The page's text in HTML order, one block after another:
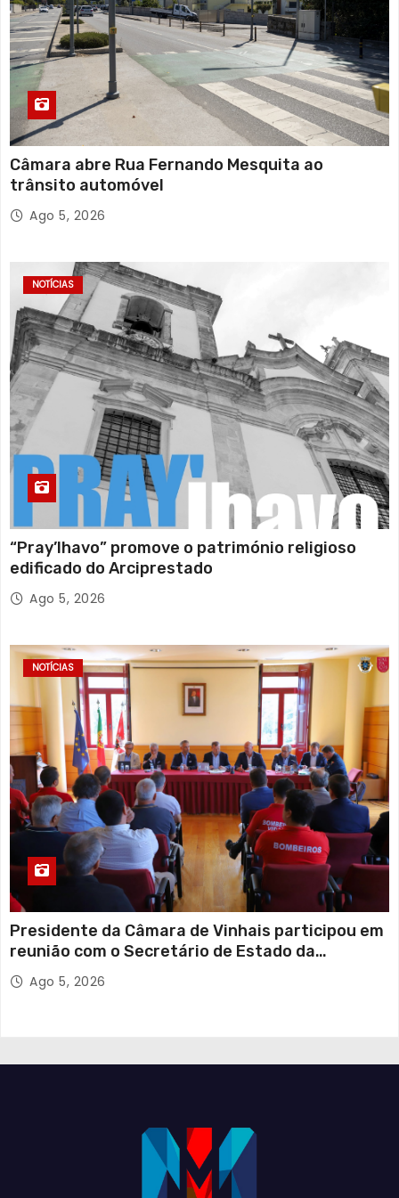
Câmara abre Rua Fernando Mesquita ao
trânsito automóvel
Ago 5, 2026
NOTÍCIAS
“Pray’lhavo” promove o património religioso
edificado do Arciprestado
Ago 5, 2026
NOTÍCIAS
Presidente da Câmara de Vinhais participou em
reunião com o Secretário de Estado da
Proteção Civil
Ago 5, 2026